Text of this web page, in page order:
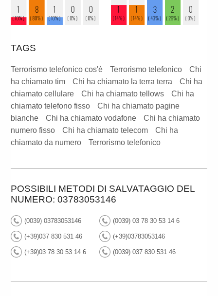
TAGS
Terrorismo telefonico cos'è Terrorismo telefonico
Chi
ha chiamato tim
Chi ha chiamato la terra terra
Chi ha
chiamato cellulare
Chi ha chiamato tellows
Chi ha
chiamato telefono fisso
Chi ha chiamato pagine
bianche
Chi ha chiamato vodafone
Chi ha chiamato
numero fisso
Chi ha chiamato telecom
Chi ha
chiamato da numero
Terrorismo telefonico
POSSIBILI METODI DI SALVATAGGIO DEL
NUMERO: 03783053146
(0039) 03783053146 (0039) 03 78 30 53 14 6
(+39)037 830 531 46 (+39)03783053146
(+39)03 78 30 53 14 6 (0039) 037 830 531 46